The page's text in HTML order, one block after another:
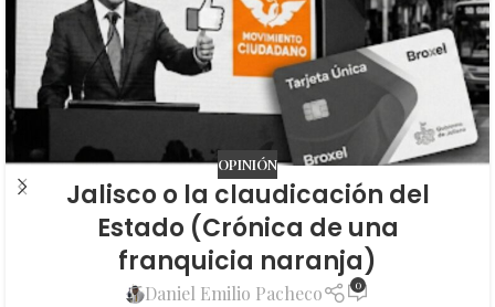
OPINIÓN
Jalisco o la claudicación del
Estado (Crónica de una
franquicia naranja)
Daniel Emilio Pacheco 0